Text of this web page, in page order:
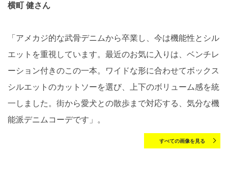
横町 健さん
「アメカジ的な武骨デニムから卒業し、今は機能性とシル
エットを重視しています。最近のお気に入りは、ベンチレ
ーション付きのこの一本。ワイドな形に合わせてボックス
シルエットのカットソーを選び、上下のボリューム感を統
一しました。街から愛犬との散歩まで対応する、気分な機
能派デニムコーデです」。
すべての画像を見る